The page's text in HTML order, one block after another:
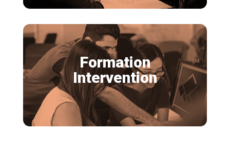
Formation
Intervention